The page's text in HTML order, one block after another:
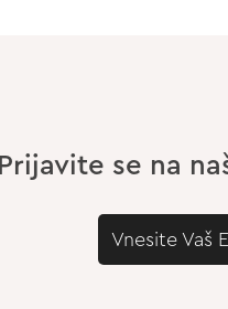
Prijavite se na
Vnesite Vaš